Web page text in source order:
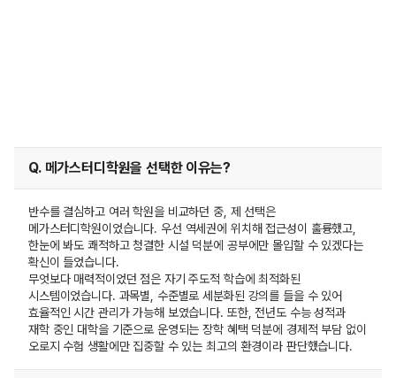
Q. 메가스터디학원을 선택한 이유는?
반수를 결심하고 여러 학원을 비교하던 중, 제 선택은
메가스터디학원이었습니다. 우선 역세권에 위치해 접근성이 훌륭했고,
한눈에 봐도 쾌적하고 청결한 시설 덕분에 공부에만 몰입할 수 있겠다는
확신이 들었습니다.
무엇보다 매력적이었던 점은 자기 주도적 학습에 최적화된
시스템이었습니다. 과목별, 수준별로 세분화된 강의를 들을 수 있어
효율적인 시간 관리가 가능해 보였습니다. 또한, 전년도 수능 성적과
재학 중인 대학을 기준으로 운영되는 장학 혜택 덕분에 경제적 부담 없이
오로지 수험 생활에만 집중할 수 있는 최고의 환경이라 판단했습니다.